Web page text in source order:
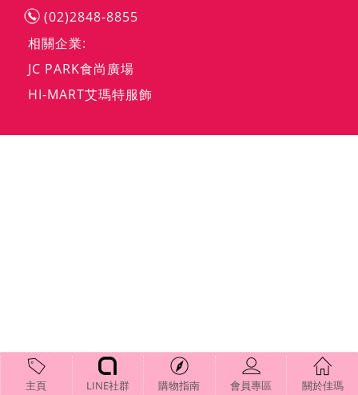
(02)2848-8855
相關企業:
JC PARK食尚廣場
HI-MART艾瑪特服飾
主頁 LINE社群 購物指南 會員專區 關於佳瑪